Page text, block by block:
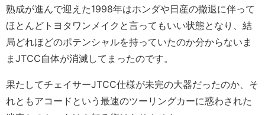
熟成が進んで迎えた1998年はホンダや日産の撤退に伴って
ほとんどトヨタワンメイクと言ってもいい状態となり、結
局どれほどのポテンシャルを持っていたのか分からないま
まJTCC自体が消滅してまったのです。
果たしてチェイサーJTCC仕様が未完の大器だったのか、そ
れともアコードという最速のツーリングカーに惑わされた